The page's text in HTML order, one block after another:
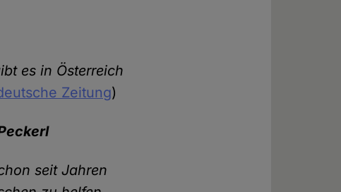
es in Österreich
Zeitung)
seit Jahren